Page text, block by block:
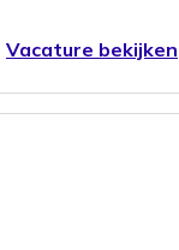
Vacature bekijken